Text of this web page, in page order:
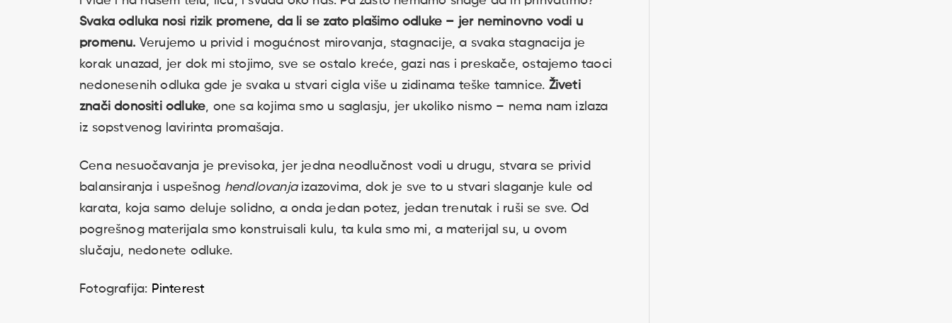
Svaka odluka nosi rizik promene, da li se zato plašimo odluke – jer neminovno vodi u
promenu. Verujemo u privid i mogućnost mirovanja, stagnacije, a svaka stagnacija je
korak unazad, jer dok mi stojimo, sve se ostalo kreće, gazi nas i preskače, ostajemo taoci
nedonesenih odluka gde je svaka u stvari cigla više u zidinama teške tamnice. Živeti
znači donositi odluke , one sa kojima smo u saglasju, jer ukoliko nismo – nema nam izlaza
iz sopstvenog lavirinta promašaja.
Cena nesuočavanja je previsoka, jer jedna neodlučnost vodi u drugu, stvara se privid
balansiranja i uspešnog hendlovanjaizazovima, dok je sve to u stvari slaganje kule od
karata, koja samo deluje solidno, a onda jedan potez, jedan trenutak i ruši se sve. Od
pogrešnog materijala smo konstruisali kulu, ta kula smo mi, a materijal su, u ovom
slučaju, nedonete odluke.
Fotografija: Pinterest